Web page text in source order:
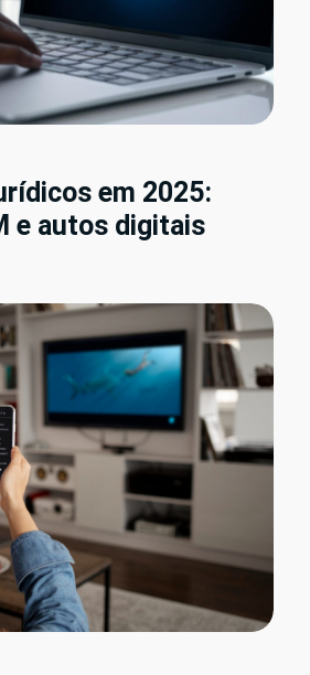
em 2025:
e autos digitais